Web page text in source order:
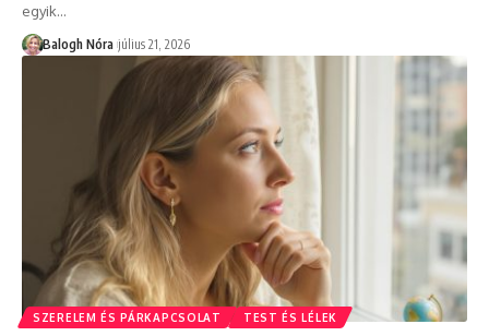
egyik…
Balogh Nóra július 21, 2026
SZERELEM ÉS PÁRKAPCSOLAT TEST ÉS LÉLEK